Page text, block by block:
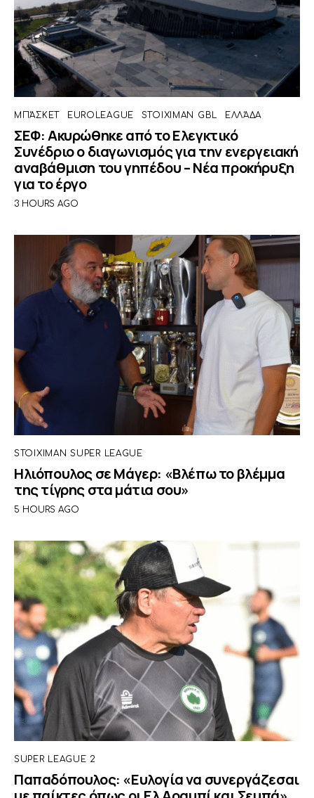
ΜΠΆΣΚΕΤ EUROLEAGUE STOIXIMAN GBL ΕΛΛΆΔΑ
ΣΕΦ: Ακυρώθηκε από το Ελεγκτικό
Συνέδριο ο διαγωνισμός για την ενεργειακή
αναβάθμιση του γηπέδου – Νέα προκήρυξη
για το έργο
3 HOURS AGO
STOIXIMAN SUPER LEAGUE
Ηλιόπουλος σε Μάγερ: «Βλέπω το βλέμμα
της τίγρης στα μάτια σου»
5 HOURS AGO
SUPER LEAGUE 2
Παπαδόπουλος: «Ευλογία να συνεργάζεσαι